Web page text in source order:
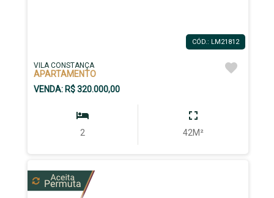
CÓD.: LM21812
VILA CONSTANÇA
APARTAMENTO
VENDA: R$ 320.000,00
2 42M²